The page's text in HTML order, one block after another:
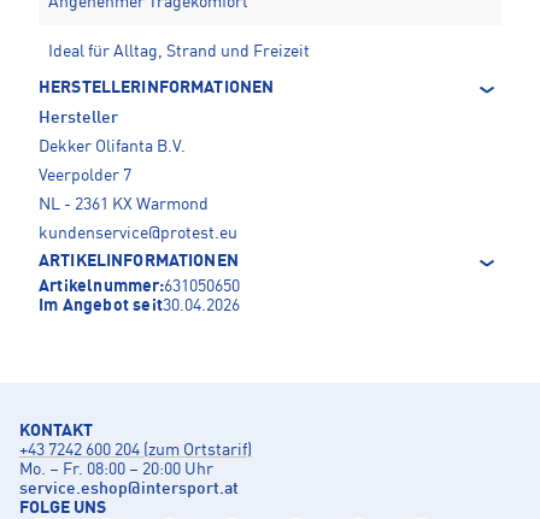
Ideal für Alltag, Strand und Freizeit
HERSTELLERINFORMATIONEN
Hersteller
Dekker Olifanta B.V.
Veerpolder 7
NL - 2361 KX Warmond
kundenservice@protest.eu
ARTIKELINFORMATIONEN
Artikelnummer:631050650
Im Angebot seit30.04.2026
KONTAKT
+43 7242 600 204 (zum Ortstarif)
Mo. – Fr. 08:00 – 20:00 Uhr
service.eshop@intersport.at
FOLGE UNS